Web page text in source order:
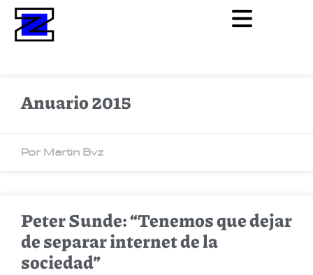
Anuario 2015
Por Martin Bvz
Peter Sunde: “Tenemos que dejar
de separar internet de la
sociedad”